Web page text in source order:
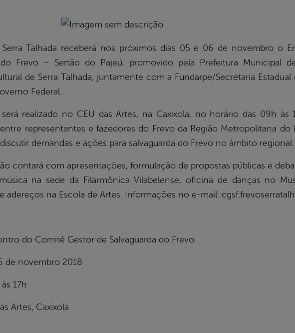
Talhada receberá nos próximos dias 05 e 06 de novembro o
do Frevo – Sertão do Pajeú, promovido pela Prefeitura Municipal
de Serra Talhada, juntamente com a Fundarpe/Secretaria
Federal.
realizado no CEU das Artes, na Caxixola, no horário das 09h
representantes e fazedores do Frevo da Região Metropolitana
demandas e ações para salvaguarda do Frevo no âmbito regional.
contará com apresentações, formulação de propostas públicas e
na sede da Filarmônica Vilabelense, oficina de danças no
adereços na Escola de Artes. Informações no e-mail:
do Comitê Gestor de Salvaguarda do Frevo
de novembro 2018
17h
Artes, Caxixola